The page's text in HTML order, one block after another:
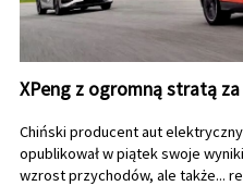
XPeng z ogromną stratą
Chiński producent aut
opublikował w piątek swoje
wzrost przychodów, ale także...